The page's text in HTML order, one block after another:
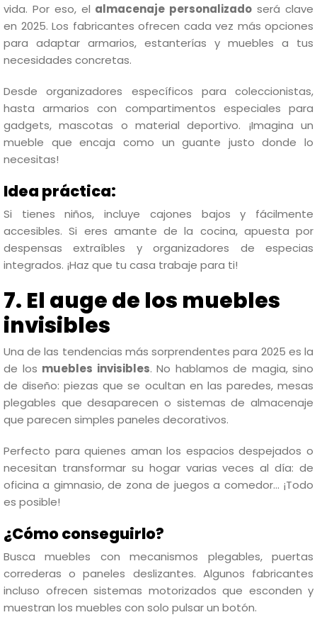
vida. Por eso, el almacenaje personalizado será clave
en 2025. Los fabricantes ofrecen cada vez más opciones
para adaptar armarios, estanterías y muebles a tus
necesidades concretas.
Desde organizadores específicos para coleccionistas,
hasta armarios con compartimentos especiales para
gadgets, mascotas o material deportivo. ¡Imagina un
mueble que encaja como un guante justo donde lo
necesitas!
Idea práctica:
Si tienes niños, incluye cajones bajos y fácilmente
accesibles. Si eres amante de la cocina, apuesta por
despensas extraíbles y organizadores de especias
integrados. ¡Haz que tu casa trabaje para ti!
7. El auge de los muebles
invisibles
Una de las tendencias más sorprendentes para 2025 es la
de los muebles invisibles. No hablamos de magia, sino
de diseño: piezas que se ocultan en las paredes, mesas
plegables que desaparecen o sistemas de almacenaje
que parecen simples paneles decorativos.
Perfecto para quienes aman los espacios despejados o
necesitan transformar su hogar varias veces al día: de
oficina a gimnasio, de zona de juegos a comedor… ¡Todo
es posible!
¿Cómo conseguirlo?
Busca muebles con mecanismos plegables, puertas
correderas o paneles deslizantes. Algunos fabricantes
incluso ofrecen sistemas motorizados que esconden y
muestran los muebles con solo pulsar un botón.